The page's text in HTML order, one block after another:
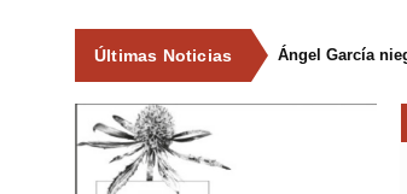
Últimas Noticias Ángel García